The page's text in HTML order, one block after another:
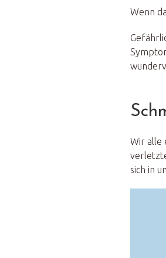
Wenn
Wir alle
sich in